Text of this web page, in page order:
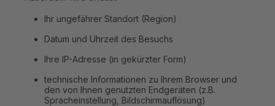
Ihr ungefährer Standort (Region)
Datum und Uhrzeit des Besuchs
Ihre IP-Adresse (in gekürzter Form)
technische Informationen zu Ihrem Browser und
den von Ihnen genutzten Endgeräten (z.B.
Spracheinstellung, Bildschirmauflösung)